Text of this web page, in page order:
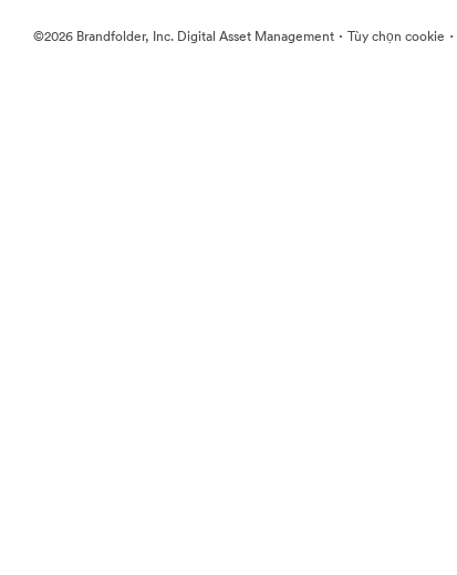
©2026 Brandfolder, Inc. Digital Asset Management · Tùy chọn cookie ·